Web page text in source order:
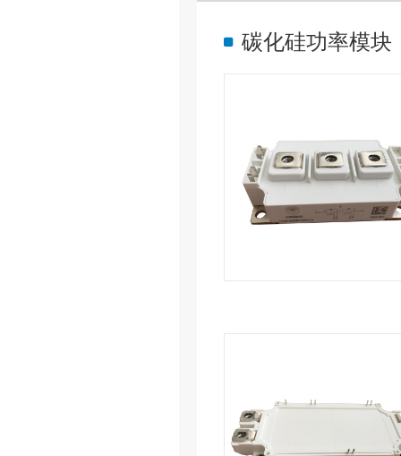
碳化硅功率模块